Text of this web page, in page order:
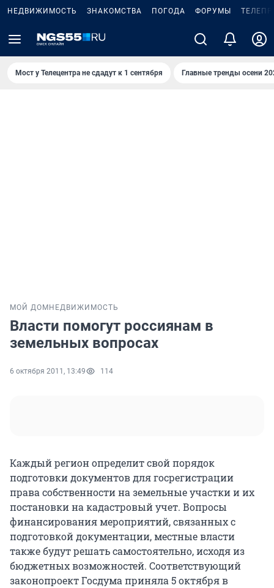
НЕДВИЖИМОСТЬ ЗНАКОМСТВА ПОГОДА ФОРУМЫ
Мост у Телецентра не сдадут к 1 сентября Главные тренды осени
МОЙ ДОМ НЕДВИЖИМОСТЬ
Власти помогут россиянам в
земельных вопросах
6 октября 2011, 13:49 114
Каждый регион определит свой порядок
подготовки документов для госрегистрации
права собственности на земельные участки и их
постановки на кадастровый учет. Вопросы
финансирования мероприятий, связанных с
подготовкой документации, местные власти
также будут решать самостоятельно, исходя из
бюджетных возможностей. Соответствующий
законопроект Госдума приняла 5 октября в